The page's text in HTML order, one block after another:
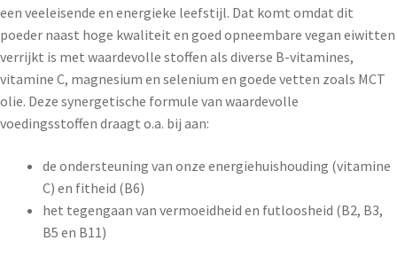
een veeleisende en energieke leefstijl. Dat komt omdat dit
poeder naast hoge kwaliteit en goed opneembare vegan eiwitten
verrijkt is met waardevolle stoffen als diverse B-vitamines,
vitamine C, magnesium en selenium en goede vetten zoals MCT
olie. Deze synergetische formule van waardevolle
voedingsstoffen draagt o.a. bij aan:
de ondersteuning van onze energiehuishouding (vitamine
C) en fitheid (B6)
het tegengaan van vermoeidheid en futloosheid (B2, B3,
B5 en B11)